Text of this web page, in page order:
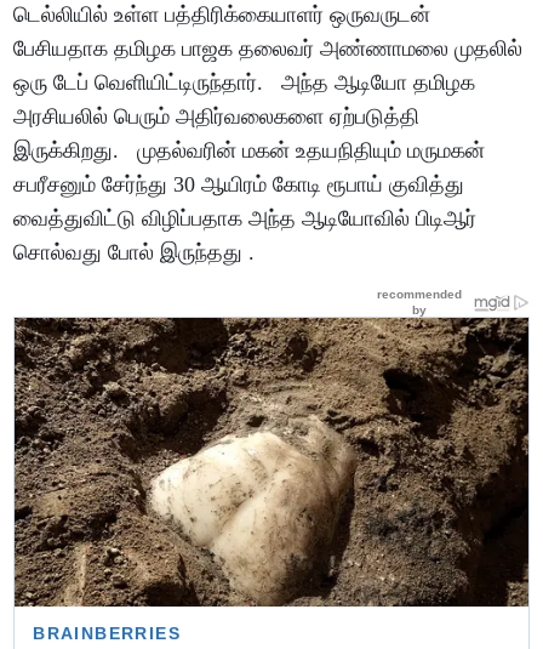
டெல்லியில் உள்ள பத்திரிக்கையாளர் ஒருவருடன்
பேசியதாக தமிழக பாஜக தலைவர் அண்ணாமலை முதலில்
ஒரு டேப் வெளியிட்டிருந்தார். அந்த ஆடியோ தமிழக
அரசியலில் பெரும் அதிர்வலைகளை ஏற்படுத்தி
இருக்கிறது. முதல்வரின் மகன் உதயநிதியும் மருமகன்
சபரீசனும் சேர்ந்து 30 ஆயிரம் கோடி ரூபாய் குவித்து
வைத்துவிட்டு விழிப்பதாக அந்த ஆடியோவில் பிடிஆர்
சொல்வது போல் இருந்தது .